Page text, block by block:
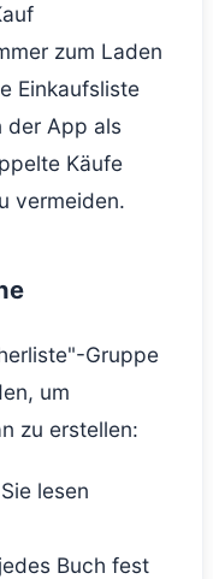
zum Laden
Einkaufsliste
der App als
Käufe
vermeiden.
Gruppe
um
zu erstellen:
lesen
Buch fest